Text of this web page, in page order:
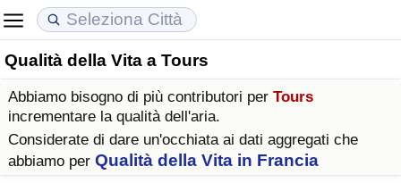
Qualità della Vita a Tours
Abbiamo bisogno di più contributori per Tours
incrementare la qualità dell'aria.
Considerate di dare un'occhiata ai dati aggregati che
abbiamo per Qualità della Vita in Francia
Costo della vita
Indice Del Costo Della Vita (corrente)
Indice Del Costo Della Vita
Prezzi degli immobili
Indice del Prezzo delle Case (Corrente)
Indice del Prezzo delle Case
Qualità della Vita
Indice della Qualità della Vita
Indice della Qualità della Vita (Corrente)